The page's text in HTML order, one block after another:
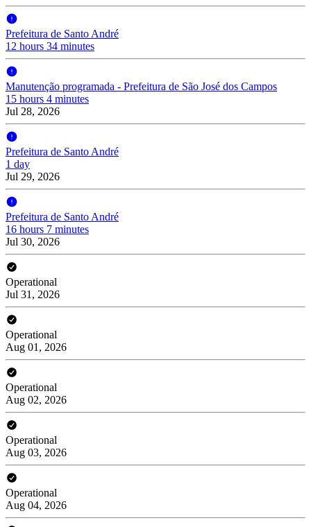
Prefeitura de Santo André
12 hours 34 minutes
Manutenção programada - Prefeitura de São José dos Campos
15 hours 4 minutes
Jul 28, 2026
Prefeitura de Santo André
1 day
Jul 29, 2026
Prefeitura de Santo André
16 hours 7 minutes
Jul 30, 2026
Operational
Jul 31, 2026
Operational
Aug 01, 2026
Operational
Aug 02, 2026
Operational
Aug 03, 2026
Operational
Aug 04, 2026